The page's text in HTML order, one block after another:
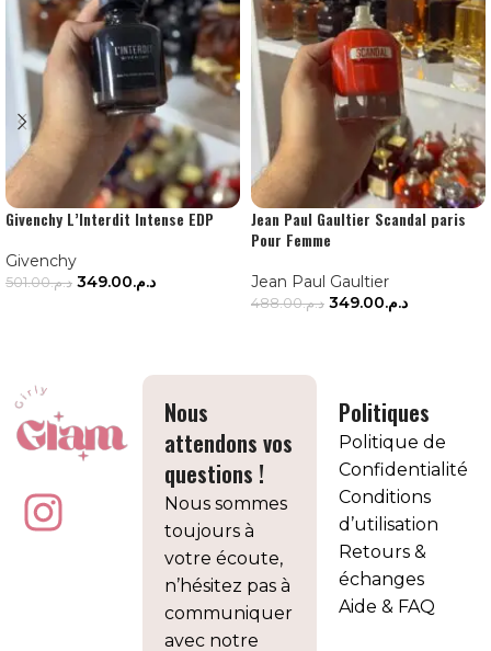
Givenchy L’Interdit Intense EDP
Givenchy
د.م.501.00 د.م.349.00
Jean Paul Gaultier Scandal paris
Pour Femme
Jean Paul Gaultier
د.م.488.00 د.م.349.00
Nous
attendons vos
questions !
Nous sommes
toujours à
votre écoute,
n’hésitez pas à
communiquer
avec notre
Politiques
Politique de
Confidentialité
Conditions
d’utilisation
Retours &
échanges
Aide & FAQ